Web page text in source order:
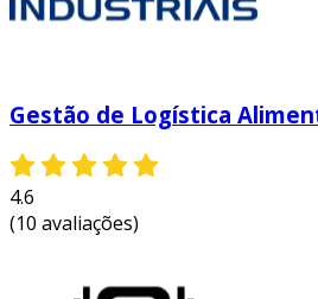
Gestão de Logística
4.6
(10 avaliações)